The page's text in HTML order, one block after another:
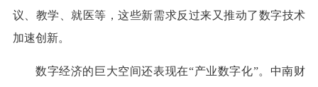
议、教学、就医等，这些新需求反过来又推动了数字技术
加速创新。
数字经济的巨大空间还表现在“产业数字化”。中南财